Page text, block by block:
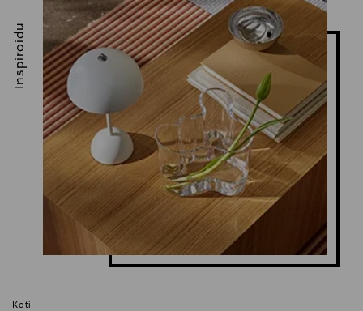
Koti
Inspiroidu